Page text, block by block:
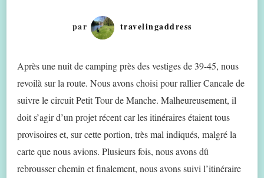
par travelingaddress
Après une nuit de camping près des vestiges de 39-45, nous
revoilà sur la route. Nous avons choisi pour rallier Cancale de
suivre le circuit Petit Tour de Manche. Malheureusement, il
doit s’agir d’un projet récent car les itinéraires étaient tous
provisoires et, sur cette portion, très mal indiqués, malgré la
carte que nous avions. Plusieurs fois, nous avons dû
rebrousser chemin et finalement, nous avons suivi l’itinéraire